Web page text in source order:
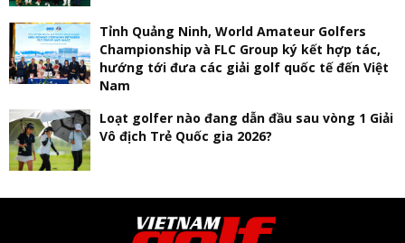
Tỉnh Quảng Ninh, World Amateur Golfers
Championship và FLC Group ký kết hợp tác,
hướng tới đưa các giải golf quốc tế đến Việt
Nam
Loạt golfer nào đang dẫn đầu sau vòng 1 Giải
Vô địch Trẻ Quốc gia 2026?